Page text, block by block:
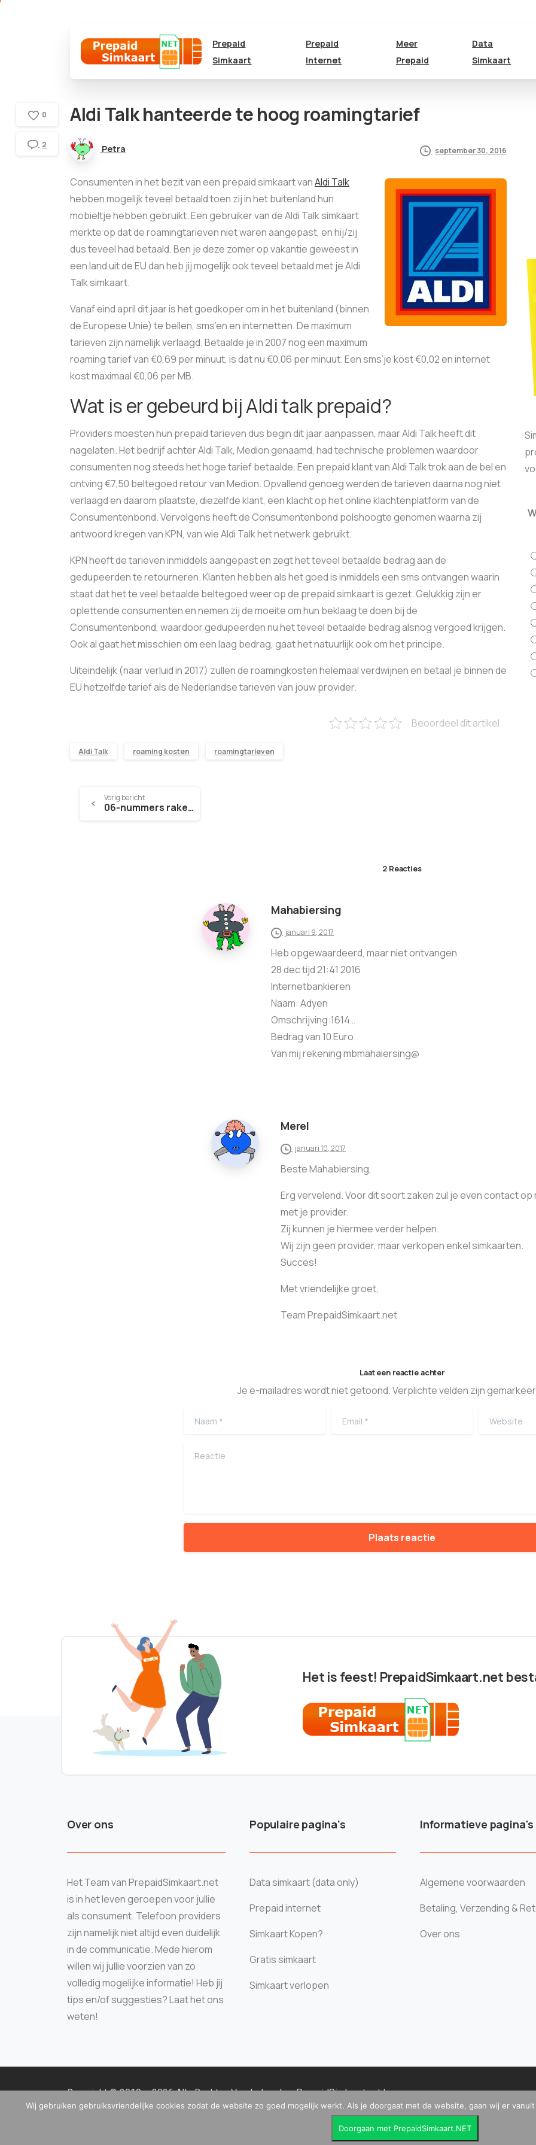
Prepaid
Simkaart
Prepaid
Internet
Meer
Prepaid
Data
Simkaart
Aldi Talk hanteerde te hoog roamingtarief
Petra september 30, 2016
Consumenten in het bezit van een prepaid simkaart vanAldi Talk
hebben mogelijk teveel betaald toen zij in het buitenland hun
mobieltje hebben gebruikt. Een gebruiker van de Aldi Talk simkaart
merkte op dat de roamingtarieven niet waren aangepast, en hij/zij
dus teveel had betaald. Ben je deze zomer op vakantie geweest in
een land uit de EU dan heb jij mogelijk ook teveel betaald met je Aldi
Talk simkaart.
Vanaf eind april dit jaar is het goedkoper om in het buitenland (binnen
de Europese Unie) te bellen, sms’en en internetten. De maximum
tarieven zijn namelijk verlaagd. Betaalde je in 2007 nog een maximum
roaming tarief van €0,69 per minuut, is dat nu €0,06 per minuut. Een sms’je kost €0,02 en internet
kost maximaal €0,06 per MB.
Wat is er gebeurd bij Aldi talk prepaid?
Providers moesten hun prepaid tarieven dus begin dit jaar aanpassen, maar Aldi Talk heeft dit
nagelaten. Het bedrijf achter Aldi Talk, Medion genaamd, had technische problemen waardoor
consumenten nog steeds het hoge tarief betaalde. Een prepaid klant van Aldi Talk trok aan de bel en
ontving €7,50 beltegoed retour van Medion. Opvallend genoeg werden de tarieven daarna nog niet
verlaagd en daarom plaatste, diezelfde klant, een klacht op het online klachtenplatform van de
Consumentenbond. Vervolgens heeft de Consumentenbond polshoogte genomen waarna zij
antwoord kregen van KPN, van wie Aldi Talk het netwerk gebruikt.
KPN heeft de tarieven inmiddels aangepast en zegt het teveel betaalde bedrag aan de
gedupeerden te retourneren. Klanten hebben als het goed is inmiddels een sms ontvangen waarin
staat dat het te veel betaalde beltegoed weer op de prepaid simkaart is gezet. Gelukkig zijn er
oplettende consumenten en nemen zij de moeite om hun beklaag te doen bij de
Consumentenbond, waardoor gedupeerden nu het teveel betaalde bedrag alsnog vergoed krijgen.
Ook al gaat het misschien om een laag bedrag, gaat het natuurlijk ook om het principe.
Uiteindelijk (naar verluid in 2017) zullen de roamingkosten helemaal verdwijnen en betaal je binnen de
EU hetzelfde tarief als de Nederlandse tarieven van jouw provider.
Beoordeel dit artikel
Aldi Talk roaming kosten roamingtarieven
0
2
Vorig bericht
06-nummers raken op
2 Reacties
Mahabiersing
januari 9, 2017
Heb opgewaardeerd, maar niet ontvangen
28 dec tijd 21:41 2016
Internetbankieren
Naam: Adyen
Omschrijving:1614…
Bedrag van 10 Euro
Van mij rekening mbmahaiersing@
Merel
januari 10, 2017
Beste Mahabiersing,
Erg vervelend. Voor dit soort zaken zul je even contact op
met je provider.
Zij kunnen je hiermee verder helpen.
Wij zijn geen provider, maar verkopen enkel simkaarten.
Succes!
Met vriendelijke groet,
Team PrepaidSimkaart.net
Laat een reactie achter
Je e-mailadres wordt niet getoond. Verplichte velden zijn
Naam
Email Website
Reactie
Het is feest! PrepaidSimkaart.net
Over ons
Het Team van PrepaidSimkaart.net
is in het leven geroepen voor jullie
als consument. Telefoon providers
zijn namelijk niet altijd even duidelijk
in de communicatie. Mede hierom
willen wij jullie voorzien van zo
volledig mogelijke informatie! Heb jij
tips en/of suggesties? Laat het ons
weten!
Populaire pagina's
Data simkaart (data only)
Prepaid internet
Simkaart Kopen?
Gratis simkaart
Simkaart verlopen
Informatieve pagina's
Algemene voorwaarden
Betaling, Verzending &
Over ons
Copyright © 2010 – 2026 Alle Rechten Voorbehouden.PrepaidSimkaart.net|
Kamer van Koophandel: 99862840 | BTW: NL869164521B01 |
Disclaimer & Privacy Policy
Wij gebruiken gebruiksvriendelijke cookies zodat de website zo goed mogelijk werkt. Als je doorgaat met de website, gaan wij er
Doorgaan met PrepaidSimkaart.NET